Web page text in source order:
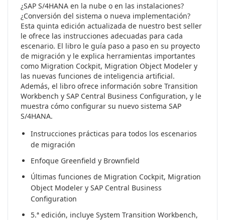
¿SAP S/4HANA en la nube o en las instalaciones?
¿Conversión del sistema o nueva implementación?
Esta quinta edición actualizada de nuestro best seller
le ofrece las instrucciones adecuadas para cada
escenario. El libro le guía paso a paso en su proyecto
de migración y le explica herramientas importantes
como Migration Cockpit, Migration Object Modeler y
las nuevas funciones de inteligencia artificial.
Además, el libro ofrece información sobre Transition
Workbench y SAP Central Business Configuration, y le
muestra cómo configurar su nuevo sistema SAP
S/4HANA.
Instrucciones prácticas para todos los escenarios
de migración
Enfoque Greenfield y Brownfield
Últimas funciones de Migration Cockpit, Migration
Object Modeler y SAP Central Business
Configuration
5.ª edición, incluye System Transition Workbench,